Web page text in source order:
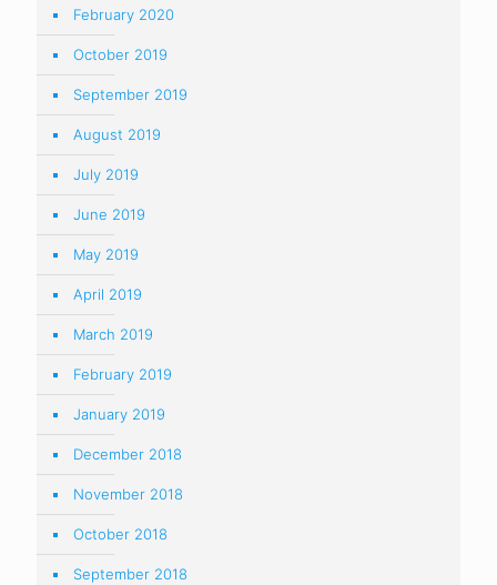
February 2020
October 2019
September 2019
August 2019
July 2019
June 2019
May 2019
April 2019
March 2019
February 2019
January 2019
December 2018
November 2018
October 2018
September 2018